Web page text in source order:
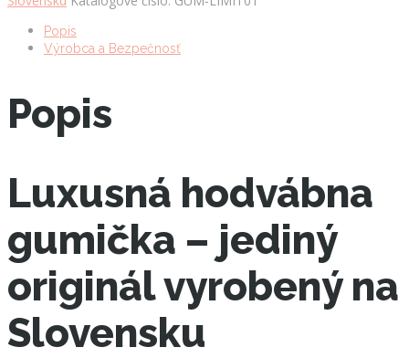
Popis
Výrobca a Bezpečnosť
Popis
Luxusná hodvábna
gumička – jediný
originál vyrobený na
Slovensku